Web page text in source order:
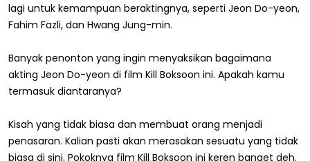
lagi untuk kemampuan beraktingnya, seperti Jeon Do-yeon,
Fahim Fazli, dan Hwang Jung-min.
Banyak penonton yang ingin menyaksikan bagaimana
akting Jeon Do-yeon di film Kill Boksoon ini. Apakah kamu
termasuk diantaranya?
Kisah yang tidak biasa dan membuat orang menjadi
penasaran. Kalian pasti akan merasakan sesuatu yang tidak
biasa di sini. Pokoknya film Kill Boksoon ini keren banget deh.